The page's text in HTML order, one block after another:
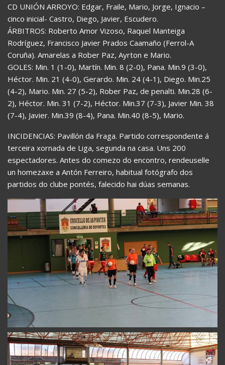
CD UNIÓN ARROYO: Edgar, Fraile, Mario, Jorge, Ignacio –
cinco inicial- Castro, Diego, Javier, Escudero.
ÁRBITROS: Roberto Amor Vizoso, Raquel Manteiga
Rodríguez, Francisco Javier Prados Caamaño (Ferrol-A
Coruña). Amarelas a Rober Paz, Ayrton e Mario.
GOLES: Min. 1 (1-0), Martín. Min. 8 (2-0), Pana. Min.9 (3-0),
Héctor. Min. 21 (4-0), Gerardo. Min. 24 (4-1), Diego. Min.25
(4-2), Mario. Min. 27 (5-2), Rober Paz, de penalti. Min.28 (6-
2), Héctor. Min. 31 (7-2), Héctor. Min.37 (7-3), Javier Min. 38
(7-4), Javier. Min.39 (8-4), Pana. Min.40 (8-5), Mario.
INCIDENCIAS: Pavillón da Fraga. Partido correspondente á
terceira xornada de Liga, segunda na casa. Uns 200
espectadores. Antes do comezo do encontro, rendeuselle
un homezaxe a Antón Ferreiro, habitual fotógrafo dos
partidos do clube pontés, falecido hai dúas semanas.